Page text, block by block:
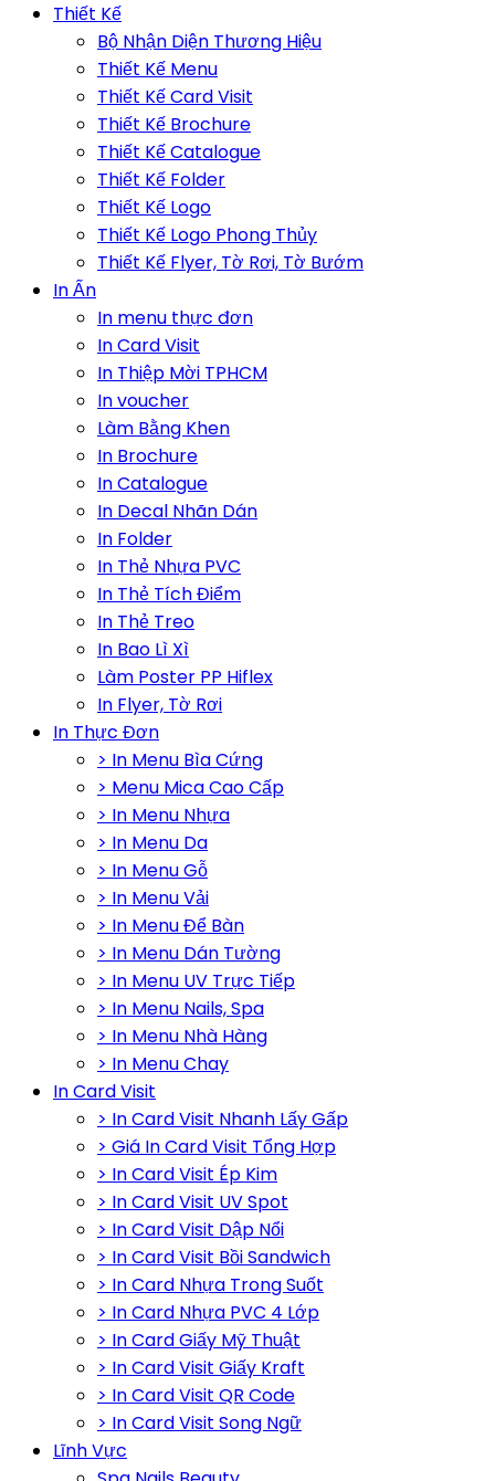
Thiết Kế
Bộ Nhận Diện Thương Hiệu
Thiết Kế Menu
Thiết Kế Card Visit
Thiết Kế Brochure
Thiết Kế Catalogue
Thiết Kế Folder
Thiết Kế Logo
Thiết Kế Logo Phong Thủy
Thiết Kế Flyer, Tờ Rơi, Tờ Bướm
In Ấn
In menu thực đơn
In Card Visit
In Thiệp Mời TPHCM
In voucher
Làm Bằng Khen
In Brochure
In Catalogue
In Decal Nhãn Dán
In Folder
In Thẻ Nhựa PVC
In Thẻ Tích Điểm
In Thẻ Treo
In Bao Lì Xì
Làm Poster PP Hiflex
In Flyer, Tờ Rơi
In Thực Đơn
> In Menu Bìa Cứng
> Menu Mica Cao Cấp
> In Menu Nhựa
> In Menu Da
> In Menu Gỗ
> In Menu Vải
> In Menu Để Bàn
> In Menu Dán Tường
> In Menu UV Trực Tiếp
> In Menu Nails, Spa
> In Menu Nhà Hàng
> In Menu Chay
In Card Visit
> In Card Visit Nhanh Lấy Gấp
> Giá In Card Visit Tổng Hợp
> In Card Visit Ép Kim
> In Card Visit UV Spot
> In Card Visit Dập Nổi
> In Card Visit Bồi Sandwich
> In Card Nhựa Trong Suốt
> In Card Nhựa PVC 4 Lớp
> In Card Giấy Mỹ Thuật
> In Card Visit Giấy Kraft
> In Card Visit QR Code
> In Card Visit Song Ngữ
Lĩnh Vực